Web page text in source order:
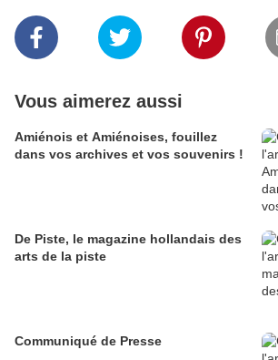
Vous aimerez aussi
Amiénois et Amiénoises, fouillez
dans vos archives et vos souvenirs !
De Piste, le magazine hollandais des
arts de la piste
Communiqué de Presse